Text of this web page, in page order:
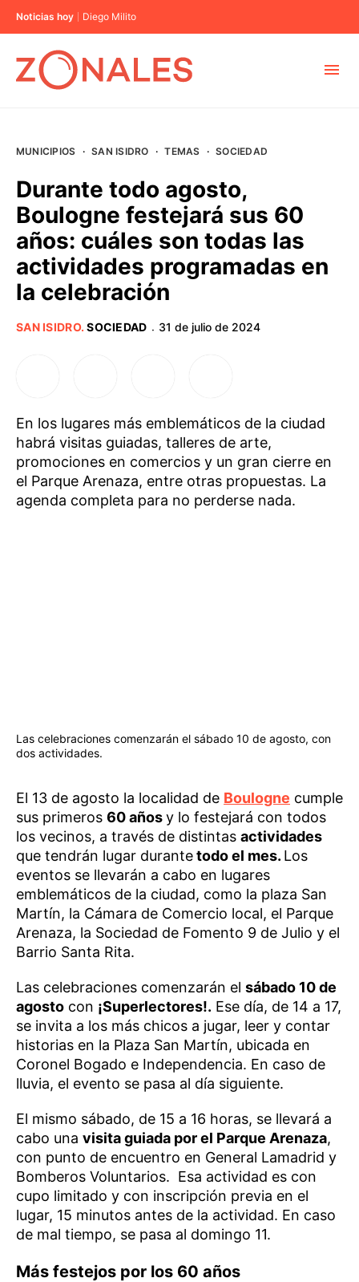
Noticias hoy Diego Milito
BUENOS AIRES
PROVINCIAS
MUNICIPIOS · SAN ISIDRO · TEMAS · SOCIEDAD
Durante todo agosto,
Boulogne festejará sus 60
años: cuáles son todas las
actividades programadas en
la celebración
SAN ISIDRO.SOCIEDAD · 31 de julio de 2024
En los lugares más emblemáticos de la ciudad
habrá visitas guiadas, talleres de arte,
promociones en comercios y un gran cierre en
el Parque Arenaza, entre otras propuestas. La
agenda completa para no perderse nada.
Las celebraciones comenzarán el sábado 10 de agosto, con
dos actividades.
El 13 de agosto la localidad de Boulogne cumple
sus primeros 60 añosy lo festejará con todos
los vecinos, a través de distintas actividades
que tendrán lugar durantetodo el mes. Los
eventos se llevarán a cabo en lugares
emblemáticos de la ciudad, como la plaza San
Martín, la Cámara de Comercio local, el Parque
Arenaza, la Sociedad de Fomento 9 de Julio y el
Barrio Santa Rita.
Las celebraciones comenzarán el sábado 10 de
agosto con ¡Superlectores!. Ese día, de 14 a 17,
se invita a los más chicos a jugar, leer y contar
historias en la Plaza San Martín, ubicada en
Coronel Bogado e Independencia. En caso de
lluvia, el evento se pasa al día siguiente.
El mismo sábado, de 15 a 16 horas, se llevará a
cabo una visita guiada por el Parque Arenaza,
con punto de encuentro en General Lamadrid y
Bomberos Voluntarios. Esa actividad es con
cupo limitado y con inscripción previa en el
lugar, 15 minutos antes de la actividad. En caso
de mal tiempo, se pasa al domingo 11.
Más festejos por los 60 años